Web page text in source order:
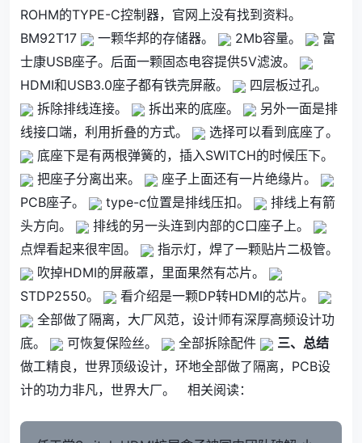
ROHM的TYPE-C控制器，官网上没有找到资料。
BM92T17
一颗华邦的存储器。 2Mb容量。
富
士康USB座子。后面一颗固态电容提供5V滤波。
HDMI和USB3.0座子都有铁壳屏蔽。
四层板过孔。
拆除排线连接。
拆出来的底座。
另外一面是排
线接口端，利用折叠的方式。
选择可以看到底座了。
底座下是有两根弹簧的，插入SWITCH的时候压下。
把座子分离出来。
座子上面还有一片绝缘片。
PCB座子。
type-c位置是排线压扣。
排线上有箭
头方向。
排线的另一头连到内部的C口座子上。
点焊看起来很牢固。
指示灯，焊了一颗贴片二极管。
吹掉HDMI的屏蔽罩，里面果然有芯片。
STDP2550。
看介绍是一颗DP转HDMI的芯片。
全部做了隔离，大厂风范，设计师有深厚高频设计功
底。
可恢复保险丝。 全部拆除配件
三、总结
做工精良，世界顶级设计，环地全部做了隔离，PCB设
计的功力非凡，世界大厂。 相关阅读：